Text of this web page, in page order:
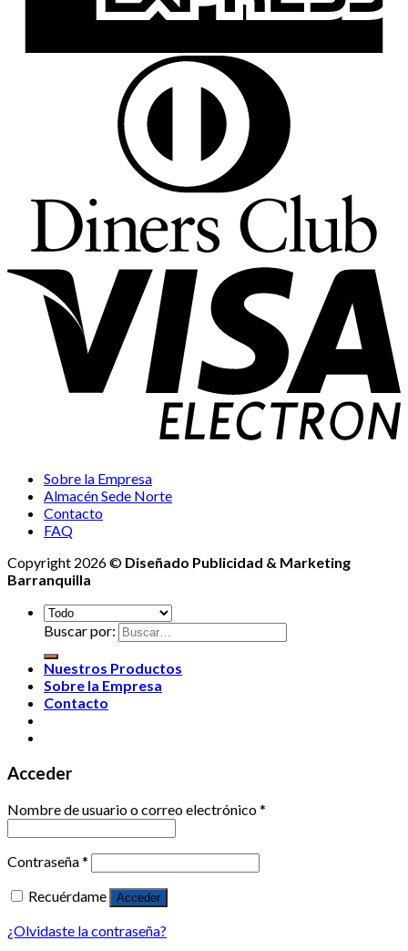
Sobre la Empresa
Almacén Sede Norte
Contacto
FAQ
Copyright 2026 © Diseñado Publicidad & Marketing
Barranquilla
Buscar por:
Nuestros Productos
Sobre la Empresa
Contacto
Acceder
Nombre de usuario o correo electrónico*
Contraseña*
Recuérdame
Acceder
¿Olvidaste la contraseña?